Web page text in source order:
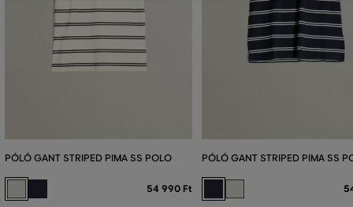
PÓLÓ GANT STRIPED PIMA SS POLO
54 990 Ft
PÓLÓ GANT STRIPED PIMA SS